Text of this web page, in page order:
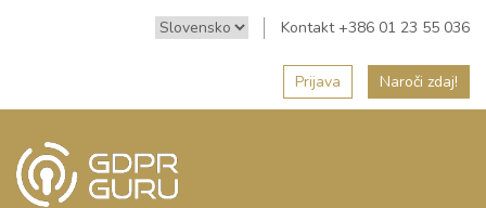
Kontakt +386 01 23 55 036
Prijava Naroči zdaj!